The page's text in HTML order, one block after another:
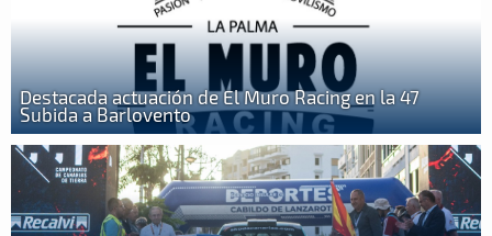
Destacada actuación de El Muro Racing en la 47
Subida a Barlovento